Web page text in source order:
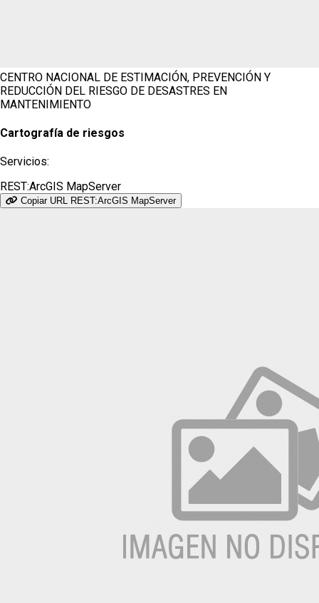
CENTRO NACIONAL DE ESTIMACIÓN, PREVENCIÓN Y
REDUCCIÓN DEL RIESGO DE DESASTRES EN
MANTENIMIENTO
Cartografía de riesgos
Servicios:
REST:ArcGIS MapServer
Copiar URL REST:ArcGIS MapServer